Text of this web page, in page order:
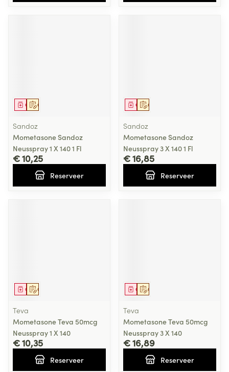
Op voorschrift
Geneesmiddel
Sandoz
Mometasone Sandoz
Neusspray 1 X 140 1 Fl
€ 10,25
Reserveer
Op voorschrift
Geneesmiddel
Sandoz
Mometasone Sandoz
Neusspray 3 X 140 1 Fl
€ 16,85
Reserveer
Op voorschrift
Geneesmiddel
Teva
Mometasone Teva 50mcg
Neusspray 1 X 140
€ 10,35
Reserveer
Op voorschrift
Geneesmiddel
Teva
Mometasone Teva 50mcg
Neusspray 3 X 140
€ 16,89
Reserveer